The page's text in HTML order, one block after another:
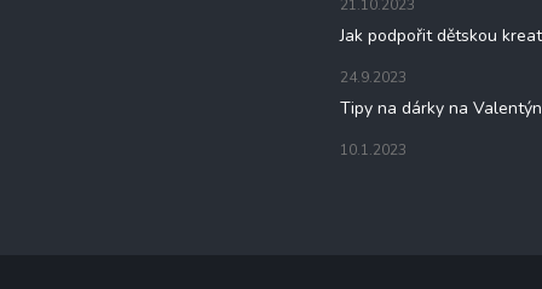
21.10.2023
Jak podpořit dětskou
24.9.2023
Tipy na dárky na
10.1.2023